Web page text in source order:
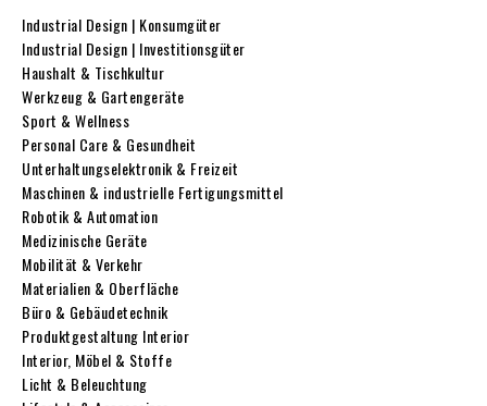
Industrial Design | Konsumgüter
Industrial Design | Investitionsgüter
Haushalt & Tischkultur
Werkzeug & Gartengeräte
Sport & Wellness
Personal Care & Gesundheit
Unterhaltungselektronik & Freizeit
Maschinen & industrielle Fertigungsmittel
Robotik & Automation
Medizinische Geräte
Mobilität & Verkehr
Materialien & Oberfläche
Büro & Gebäudetechnik
Produktgestaltung Interior
Interior, Möbel & Stoffe
Licht & Beleuchtung